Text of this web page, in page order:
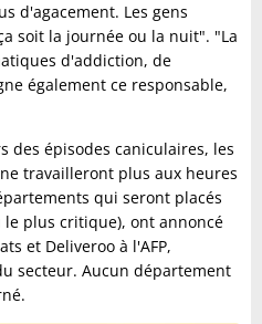
d'agacement. Les gens
soit la journée ou la nuit". "La
d'addiction, de
également ce responsable,
des épisodes caniculaires, les
travailleront plus aux heures
qui seront placés
plus critique), ont annoncé
et Deliveroo à l'AFP,
secteur. Aucun département